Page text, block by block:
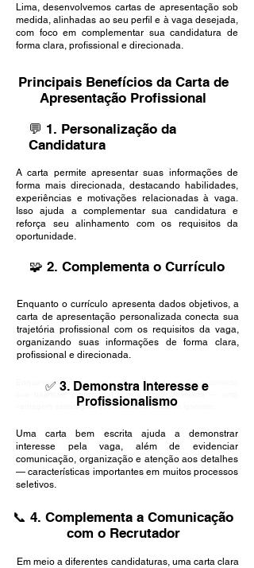
Lima, desenvolvemos cartas de apresentação sob
medida, alinhadas ao seu perfil e à vaga desejada,
com foco em complementar sua candidatura de
forma clara, profissional e direcionada.
Principais Benefícios da Carta de
Apresentação Profissional
💬 1. Personalização da
Candidatura
A carta permite apresentar suas informações de
forma mais direcionada, destacando habilidades,
experiências e motivações relacionadas à vaga.
Isso ajuda a complementar sua candidatura e
reforça seu alinhamento com os requisitos da
oportunidade.
🧩 2. Complementa o Currículo
Enquanto o currículo apresenta dados objetivos, a
carta de apresentação personalizada conecta sua
trajetória profissional com os requisitos da vaga,
organizando suas informações de forma clara,
profissional e direcionada.
Enquanto o currículo traz os fatos, a carta explica e conecta
sua trajetória profissional com a vaga desejada — uma
vantagem estratégica que muitos candidatos ignoram.
✅ 3. Demonstra Interesse e
Profissionalismo
Uma carta bem escrita ajuda a demonstrar
interesse pela vaga, além de evidenciar
comunicação, organização e atenção aos detalhes
— características importantes em muitos processos
seletivos.
📞 4. Complementa a Comunicação
com o Recrutador
Em meio a diferentes candidaturas, uma carta clara